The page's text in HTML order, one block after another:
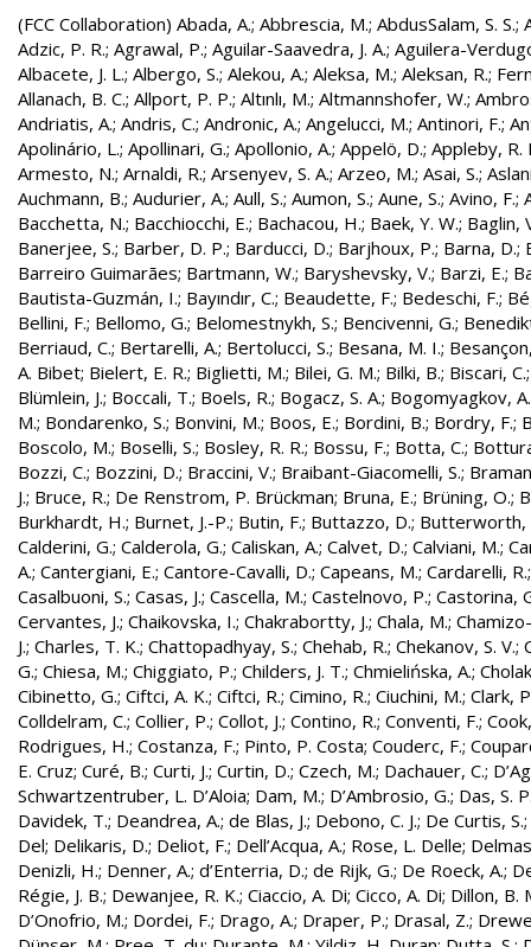
(FCC Collaboration) Abada, A.; Abbrescia, M.; AbdusSalam, S. S.;
Adzic, P. R.; Agrawal, P.; Aguilar-Saavedra, J. A.; Aguilera-
Albacete, J. L.; Albergo, S.; Alekou, A.; Aleksa, M.; Aleksan, R.;
Allanach, B. C.; Allport, P. P.; Altınlı, M.; Altmannshofer, W.;
Andriatis, A.; Andris, C.; Andronic, A.; Angelucci, M.; Antinori, F.;
Apolinário, L.; Apollinari, G.; Apollonio, A.; Appelö, D.; Appleby, R.
Armesto, N.; Arnaldi, R.; Arsenyev, S. A.; Arzeo, M.; Asai, S.;
Auchmann, B.; Audurier, A.; Aull, S.; Aumon, S.; Aune, S.; Avino, F.;
Bacchetta, N.; Bacchiocchi, E.; Bachacou, H.; Baek, Y. W.; Baglin,
Banerjee, S.; Barber, D. P.; Barducci, D.; Barjhoux, P.; Barna, D.;
Barreiro Guimarães; Bartmann, W.; Baryshevsky, V.; Barzi, E.;
Bautista-Guzmán, I.; Bayındır, C.; Beaudette, F.; Bedeschi, F.;
Bellini, F.; Bellomo, G.; Belomestnykh, S.; Bencivenni, G.;
Berriaud, C.; Bertarelli, A.; Bertolucci, S.; Besana, M. I.;
A. Bibet; Bielert, E. R.; Biglietti, M.; Bilei, G. M.; Bilki, B.; Biscari, C.
Blümlein, J.; Boccali, T.; Boels, R.; Bogacz, S. A.; Bogomyagkov, A.
M.; Bondarenko, S.; Bonvini, M.; Boos, E.; Bordini, B.; Bordry, F.;
Boscolo, M.; Boselli, S.; Bosley, R. R.; Bossu, F.; Botta, C.;
Bozzi, C.; Bozzini, D.; Braccini, V.; Braibant-Giacomelli, S.;
J.; Bruce, R.; De Renstrom, P. Brückman; Bruna, E.; Brüning, O.;
Burkhardt, H.; Burnet, J.-P.; Butin, F.; Buttazzo, D.; Butterworth,
Calderini, G.; Calderola, G.; Caliskan, A.; Calvet, D.; Calviani, M.;
A.; Cantergiani, E.; Cantore-Cavalli, D.; Capeans, M.; Cardarelli, R.
Casalbuoni, S.; Casas, J.; Cascella, M.; Castelnovo, P.; Castorina,
Cervantes, J.; Chaikovska, I.; Chakrabortty, J.; Chala, M.;
J.; Charles, T. K.; Chattopadhyay, S.; Chehab, R.; Chekanov, S. V.;
G.; Chiesa, M.; Chiggiato, P.; Childers, J. T.; Chmielińska, A.;
Cibinetto, G.; Ciftci, A. K.; Ciftci, R.; Cimino, R.; Ciuchini, M.; Clark,
Colldelram, C.; Collier, P.; Collot, J.; Contino, R.; Conventi, F.;
Rodrigues, H.; Costanza, F.; Pinto, P. Costa; Couderc, F.;
E. Cruz; Curé, B.; Curti, J.; Curtin, D.; Czech, M.; Dachauer, C.;
Schwartzentruber, L. D’Aloia; Dam, M.; D’Ambrosio, G.; Das, S.
Davidek, T.; Deandrea, A.; de Blas, J.; Debono, C. J.; De Curtis, S.;
Del; Delikaris, D.; Deliot, F.; Dell’Acqua, A.; Rose, L. Delle;
Denizli, H.; Denner, A.; d’Enterria, D.; de Rijk, G.; De Roeck, A.;
Régie, J. B.; Dewanjee, R. K.; Ciaccio, A. Di; Cicco, A. Di; Dillon, B.
D’Onofrio, M.; Dordei, F.; Drago, A.; Draper, P.; Drasal, Z.;